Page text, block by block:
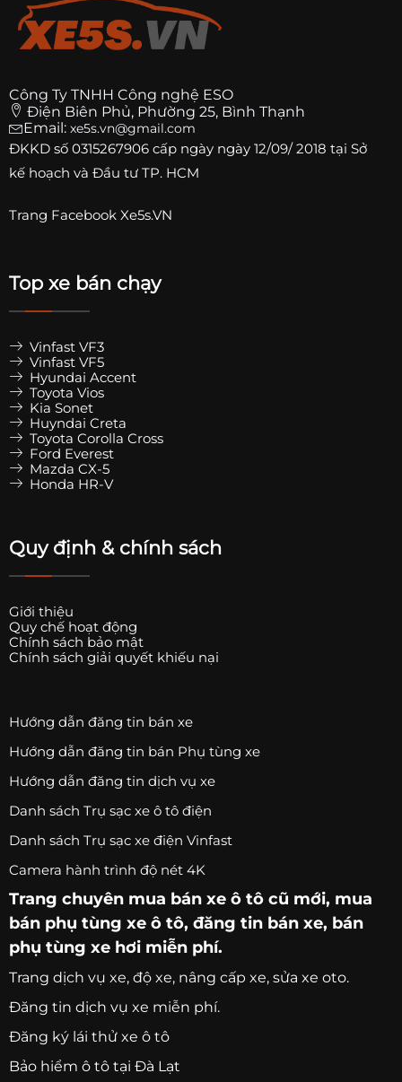
Công Ty TNHH Công nghệ ESO
Điện Biên Phủ, Phường 25, Bình Thạnh
Email: xe5s.vn@gmail.com
ĐKKD số 0315267906 cấp ngày ngày 12/09/ 2018 tại Sở
kế hoạch và Đầu tư TP. HCM
Trang Facebook Xe5s.VN
Top xe bán chạy
Vinfast VF3
Vinfast VF5
Hyundai Accent
Toyota Vios
Kia Sonet
Huyndai Creta
Toyota Corolla Cross
Ford Everest
Mazda CX-5
Honda HR-V
Quy định & chính sách
Giới thiệu
Quy chế hoạt động
Chính sách bảo mật
Chính sách giải quyết khiếu nại
Hướng dẫn đăng tin bán xe
Hướng dẫn đăng tin bán Phụ tùng xe
Hướng dẫn đăng tin dịch vụ xe
Danh sách Trụ sạc xe ô tô điện
Danh sách Trụ sạc xe điện Vinfast
Camera hành trình độ nét 4K
Trang chuyên mua bán xe ô tô cũ mới, mua
bán phụ tùng xe ô tô, đăng tin bán xe, bán
phụ tùng xe hơi miễn phí.
Trang dịch vụ xe, độ xe, nâng cấp xe, sửa xe oto.
Đăng tin dịch vụ xe miễn phí.
Đăng ký lái thử xe ô tô
Bảo hiểm ô tô tại Đà Lạt